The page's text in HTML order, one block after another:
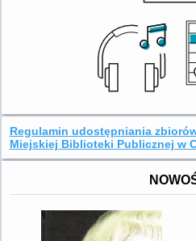
Regulamin udostępniania
Miejskiej Biblioteki Publicznej w